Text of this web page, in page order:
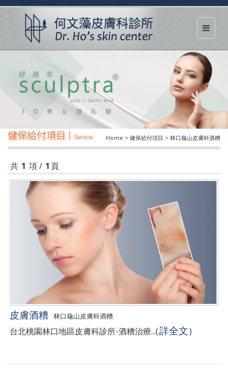
健保給付項目 | Service Home > 健保給付項目 > 林口龜山皮膚科酒糟
共 1 項 / 1 頁
皮膚酒糟 林口龜山皮膚科酒糟
台北桃園林口地區皮膚科診所-酒糟治療...(詳全文)